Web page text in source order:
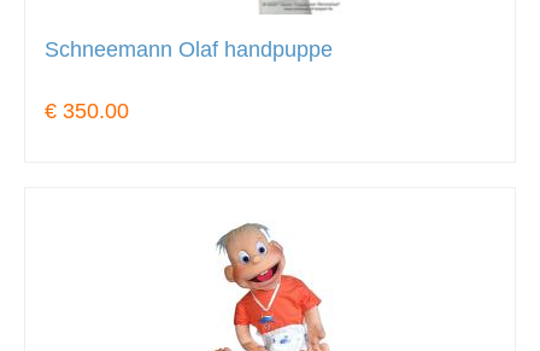
Schneemann Olaf handpuppe
€ 350.00